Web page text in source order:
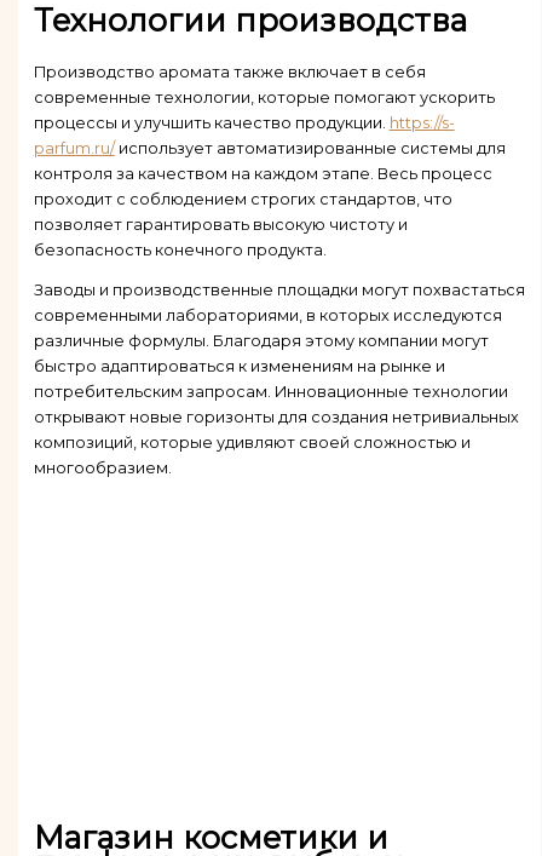
Технологии производства
Производство аромата также включает в себя
современные технологии, которые помогают ускорить
процессы и улучшить качество продукции. https://s-
parfum.ru/использует автоматизированные системы для
контроля за качеством на каждом этапе. Весь процесс
проходит с соблюдением строгих стандартов, что
позволяет гарантировать высокую чистоту и
безопасность конечного продукта.
Заводы и производственные площадки могут похвастаться
современными лабораториями, в которых исследуются
различные формулы. Благодаря этому компании могут
быстро адаптироваться к изменениям на рынке и
потребительским запросам. Инновационные технологии
открывают новые горизонты для создания нетривиальных
композиций, которые удивляют своей сложностью и
многообразием.
Магазин косметики и